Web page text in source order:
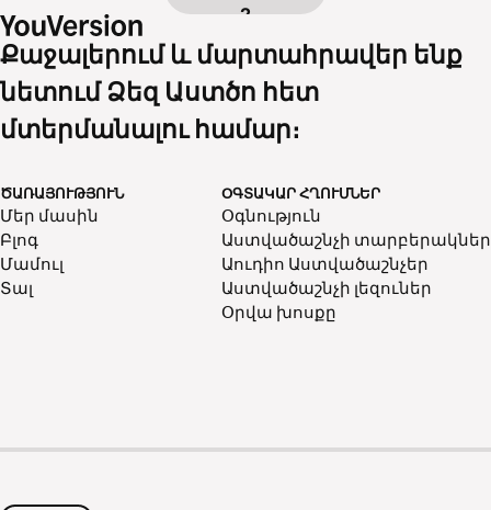
2
Քաջալերում և մարտահրավեր ենք
նետում Ձեզ Աստծո հետ
մտերմանալու համար։
ԾԱՌԱՅՈՒԹՅՈՒՆ
Մեր մասին
Բլոգ
Մամուլ
Տալ
ՕԳՏԱԿԱՐ ՀՂՈՒՄՆԵՐ
Օգնություն
Աստվածաշնչի տարբերակներ
Աուդիո Աստվածաշնչեր
Աստվածաշնչի լեզուներ
Օրվա խոսքը